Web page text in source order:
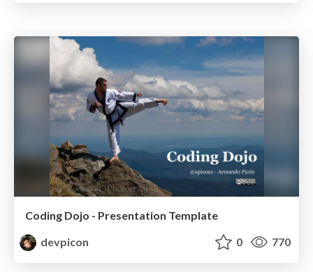
Coding Dojo - Presentation Template
devpicon
0 770